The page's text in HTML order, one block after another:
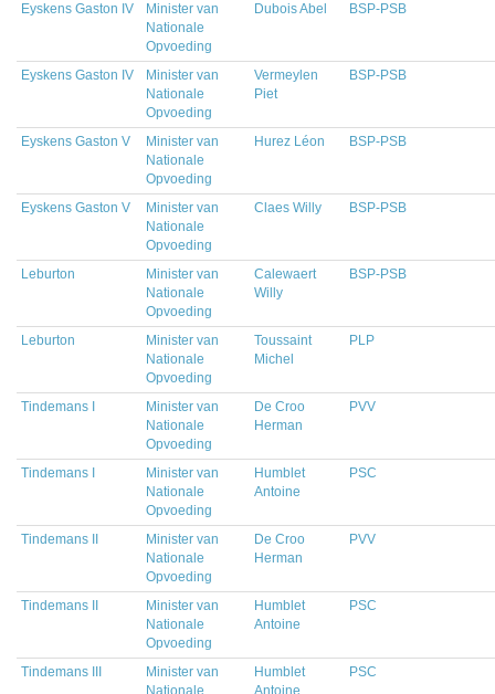
Eyskens Gaston IV
Minister van
Nationale
Opvoeding
Dubois Abel BSP-PSB
Eyskens Gaston IV
Minister van
Nationale
Opvoeding
Vermeylen
Piet
BSP-PSB
Eyskens Gaston V
Minister van
Nationale
Opvoeding
Hurez Léon BSP-PSB
Eyskens Gaston V
Minister van
Nationale
Opvoeding
Claes Willy BSP-PSB
Leburton
Minister van
Nationale
Opvoeding
Calewaert
Willy
BSP-PSB
Leburton
Minister van
Nationale
Opvoeding
Toussaint
Michel
PLP
Tindemans I
Minister van
Nationale
Opvoeding
De Croo
Herman
PVV
Tindemans I
Minister van
Nationale
Opvoeding
Humblet
Antoine
PSC
Tindemans II
Minister van
Nationale
Opvoeding
De Croo
Herman
PVV
Tindemans II
Minister van
Nationale
Opvoeding
Humblet
Antoine
PSC
Tindemans III
Minister van
Nationale
Humblet
Antoine
PSC